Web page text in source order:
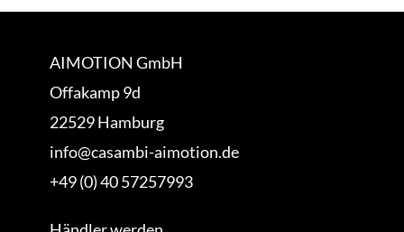
AIMOTION GmbH
Offakamp 9d
22529 Hamburg
info@casambi-aimotion.de
+49 (0) 40 57257993